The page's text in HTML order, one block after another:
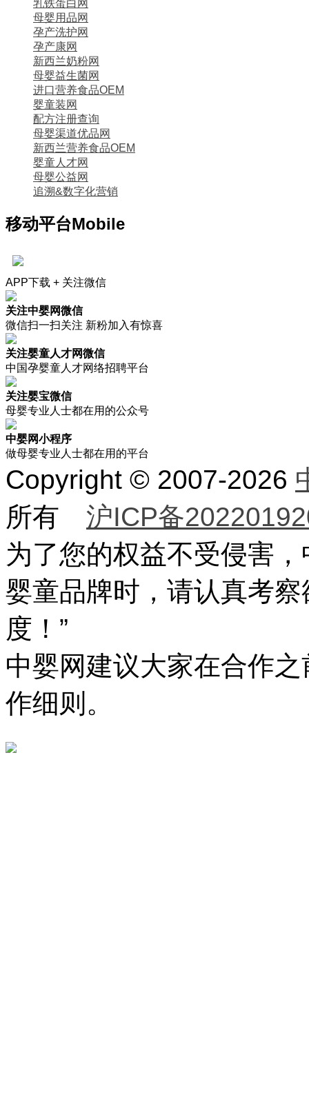
乳铁蛋白网
母婴用品网
孕产洗护网
孕产康网
新西兰奶粉网
母婴益生菌网
进口营养食品OEM
婴童装网
配方注册查询
母婴渠道优品网
新西兰营养食品OEM
婴童人才网
母婴公益网
追溯&数字化营销
移动平台Mobile
APP下载 + 关注微信
关注中婴网微信
微信扫一扫关注 新粉加入有惊喜
关注婴童人才网微信
中国孕婴童人才网络招聘平台
关注婴宝微信
母婴专业人士都在用的公众号
中婴网小程序
做母婴专业人士都在用的平台
Copyright © 2007-2026
所有 沪ICP备
为了您的权益不受侵害
婴童品牌时，请认真考
度！”
中婴网建议大家在合作
作细则。